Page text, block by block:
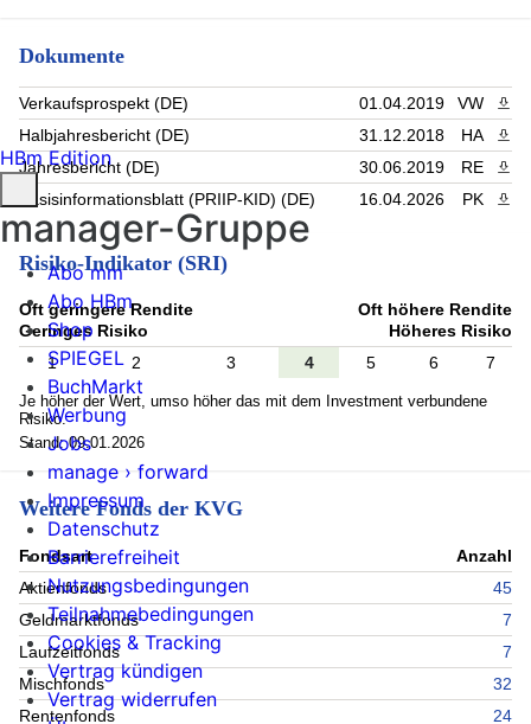
Dokumente
Verkaufsprospekt (DE) 01.04.2019 VW
Halbjahresbericht (DE)
31.12.2018 HA
Jahresbericht (DE)
30.06.2019 RE
Basisinformationsblatt (PRIIP-KID) (DE)
16.04.2026 PK
Risiko-Indikator (SRI)
Oft geringere Rendite
Geringes Risiko
Oft höhere Rendite
Höheres Risiko
1
2 3 4 5 6 7
Je höher der Wert, umso höher das mit dem Investment verbundene
Risiko.
Stand: 09.01.2026
Weitere Fonds der KVG
Fondsart
Anzahl
Aktienfonds
45
Geldmarktfonds
7
Laufzeitfonds
7
Mischfonds
32
Rentenfonds
24
HBm Edition
manager-Gruppe
Abo mm
Abo HBm
Shop
SPIEGEL
BuchMarkt
Werbung
Jobs
manage › forward
Impressum
Datenschutz
Barrierefreiheit
Nutzungsbedingungen
Teilnahmebedingungen
Cookies & Tracking
Vertrag kündigen
Vertrag widerrufen